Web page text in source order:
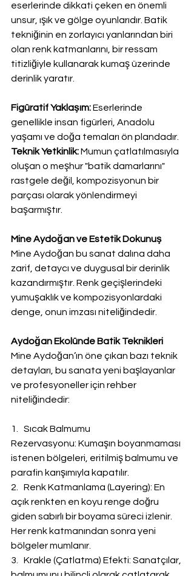
eserlerinde dikkati çeken en önemli
unsur, ışık ve gölge oyunlarıdır. Batik
tekniğinin en zorlayıcı yanlarından biri
olan renk katmanlarını, bir ressam
titizliğiyle kullanarak kumaş üzerinde
derinlik yaratır.
Figüratif Yaklaşım: Eserlerinde
genellikle insan figürleri, Anadolu
yaşamı ve doğa temaları ön plandadır.
Teknik Yetkinlik: Mumun çatlatılmasıyla
oluşan o meşhur "batik damarlarını"
rastgele değil, kompozisyonun bir
parçası olarak yönlendirmeyi
başarmıştır.
Mine Aydoğan ve Estetik Dokunuş
Mine Aydoğan bu sanat dalına daha
zarif, detaycı ve duygusal bir derinlik
kazandırmıştır. Renk geçişlerindeki
yumuşaklık ve kompozisyonlardaki
denge, onun imzası niteliğindedir.
Aydoğan Ekolünde Batik Teknikleri
Mine Aydoğan’ın öne çıkan bazı teknik
detayları, bu sanata yeni başlayanlar
ve profesyoneller için rehber
niteliğindedir:
1.   Sıcak Balmumu
Rezervasyonu: Kumaşın boyanmaması
istenen bölgeleri, eritilmiş balmumu ve
parafin karışımıyla kapatılır.
2.   Renk Katmanlama (Layering): En
açık renkten en koyu renge doğru
giden sabırlı bir boyama süreci izlenir.
Her renk katmanından sonra yeni
bölgeler mumlanır.
3.   Krakle (Çatlatma) Efekti: Sanatçılar,